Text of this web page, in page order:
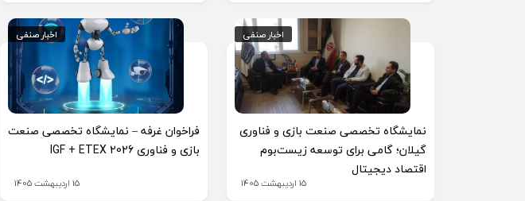
اخبار صنفی
اخبار صنفی
نمایشگاه تخصصی صنعت بازی و فناوری
گیلان؛ گامی برای توسعه زیست‌بوم
اقتصاد دیجیتال
15 اردیبهشت 1405
اخبار صنفی
اخبار صنفی
فراخوان غرفه – نمایشگاه تخصصی صنعت
بازی و فناوری IGF + ETEX 2026
15 اردیبهشت 1405